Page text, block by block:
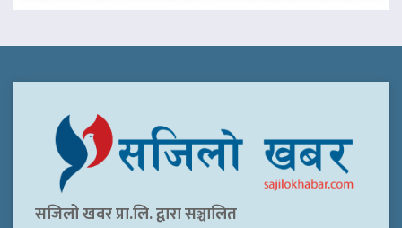
सजिलो खवर प्रा.लि. द्वारा सञ्चालित